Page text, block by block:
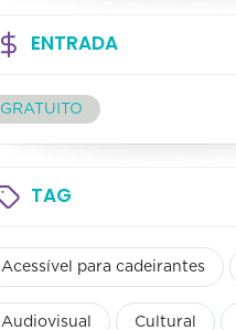
ENTRADA
GRATUITO
TAG
Acessível para cadeirantes
Audiovisual Cultural